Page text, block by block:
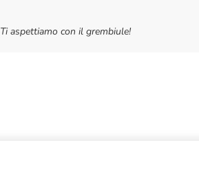
Ti aspettiamo con il grembiule!